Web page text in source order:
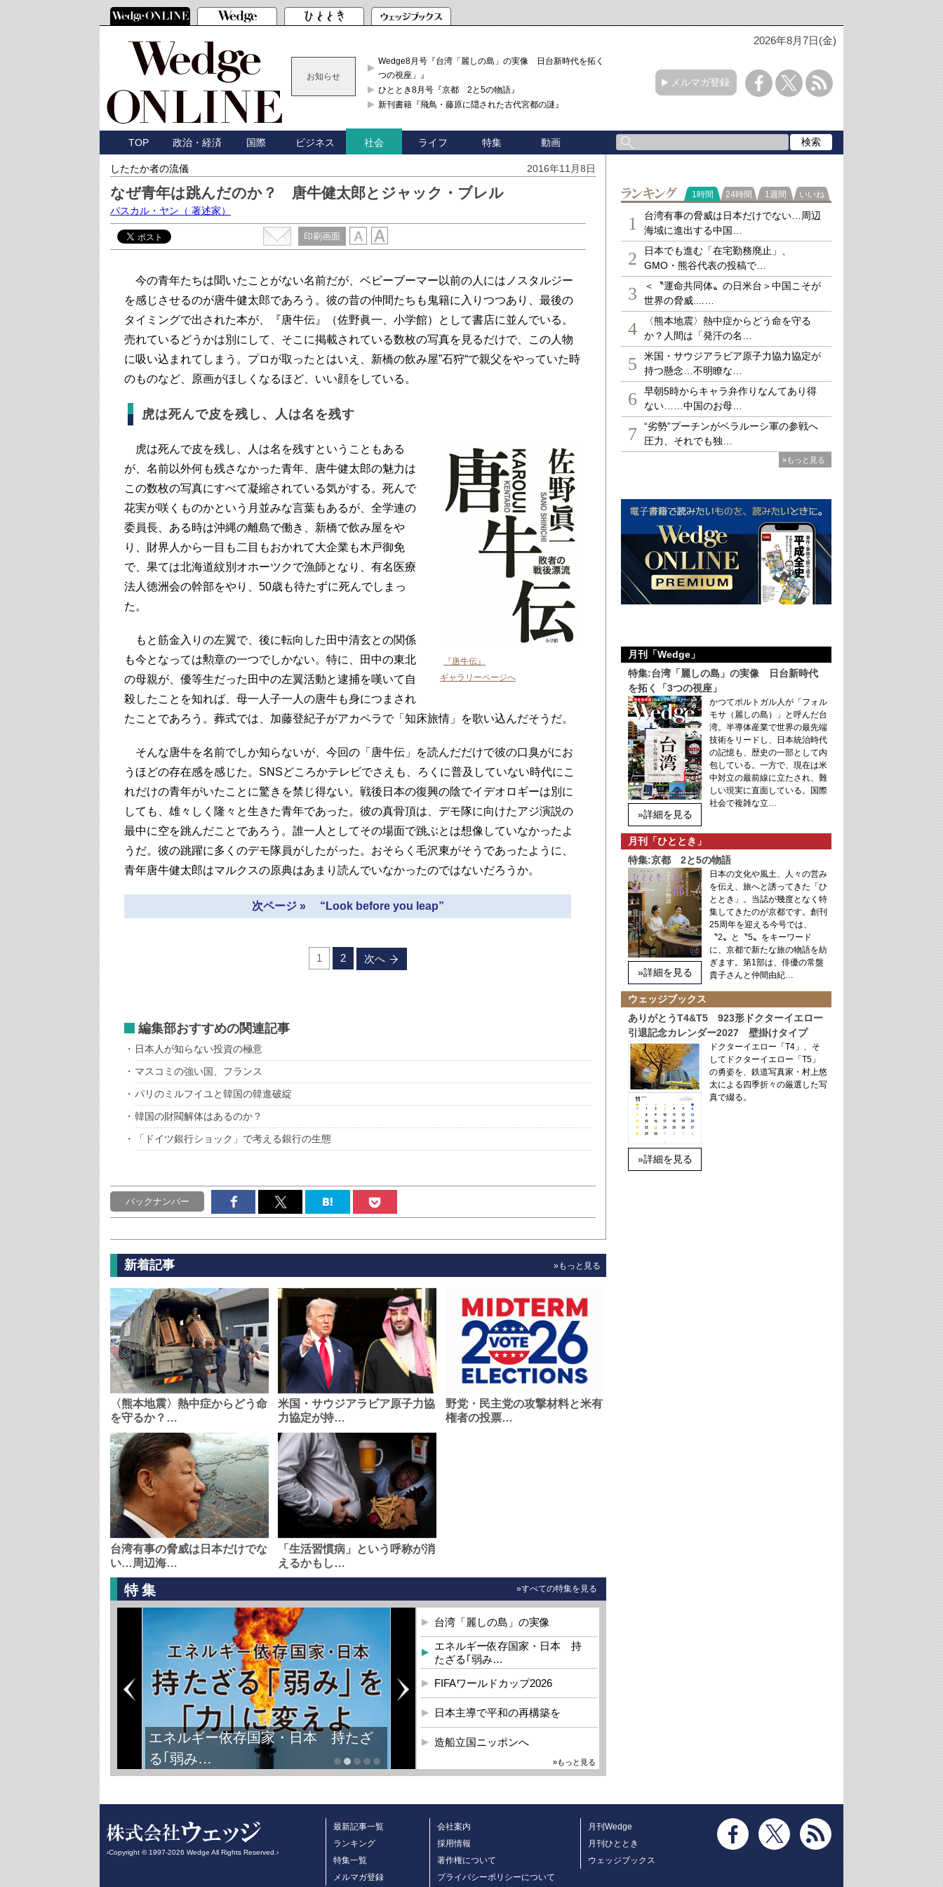
2026年8月7日(金)
お知らせ
Wedge8月号『台湾「麗しの島」の実像 日台新時代を拓く「3
つの視座」』
ひととき8月号『京都 2と5の物語』
新刊書籍『飛鳥・藤原に隠された古代宮都の謎』
メルマガ登録
TOP 政治・経済 国際 ビジネス 社会 ライフ 特集 動画
したたか者の流儀 2016年11月8日
なぜ青年は跳んだのか？ 唐牛健太郎とジャック・ブレル
パスカル・ヤン （ 著述家）
印刷画面
今の青年たちは聞いたことがない名前だが、ベビーブーマー以前の人にはノスタルジー
を感じさせるのが唐牛健太郎であろう。彼の昔の仲間たちも鬼籍に入りつつあり、最後の
タイミングで出された本が、『唐牛伝』（佐野眞一、小学館）として書店に並んでいる。
売れているどうかは別にして、そこに掲載されている数枚の写真を見るだけで、この人物
に吸い込まれてしまう。プロが取ったとはいえ、新橋の飲み屋”石狩“で親父をやっていた時
のものなど、原画がほしくなるほど、いい顔をしている。
虎は死んで皮を残し、人は名を残す
『唐牛伝』
ギャラリーページへ
虎は死んで皮を残し、人は名を残すということもある
が、名前以外何も残さなかった青年、唐牛健太郎の魅力は
この数枚の写真にすべて凝縮されている気がする。死んで
花実が咲くものかという月並みな言葉もあるが、全学連の
委員長、ある時は沖縄の離島で働き、新橋で飲み屋をや
り、財界人から一目も二目もおかれて大企業も木戸御免
で、果ては北海道紋別オホーツクで漁師となり、有名医療
法人徳洲会の幹部をやり、50歳も待たずに死んでしまっ
た。
もと筋金入りの左翼で、後に転向した田中清玄との関係
も今となっては勲章の一つでしかない。特に、田中の東北
の母親が、優等生だった田中の左翼活動と逮捕を嘆いて自
殺したことを知れば、母一人子一人の唐牛も身につまされ
たことであろう。葬式では、加藤登紀子がアカペラで「知床旅情」を歌い込んだそうだ。
そんな唐牛を名前でしか知らないが、今回の「唐牛伝」を読んだだけで彼の口臭がにお
うほどの存在感を感じた。SNSどころかテレビでさえも、ろくに普及していない時代にこ
れだけの青年がいたことに驚きを禁じ得ない。戦後日本の復興の陰でイデオロギーは別に
しても、雄々しく隆々と生きた青年であった。彼の真骨頂は、デモ隊に向けたアジ演説の
最中に空を跳んだことであろう。誰一人としてその場面で跳ぶとは想像していなかったよ
うだ。彼の跳躍に多くのデモ隊員がしたがった。おそらく毛沢東がそうであったように、
青年唐牛健太郎はマルクスの原典はあまり読んでいなかったのではないだろうか。
次ページ » “Look before you leap”
1 2 次へ
編集部おすすめの関連記事
日本人が知らない投資の極意
マスコミの強い国、フランス
パリのミルフイユと韓国の韓進破綻
韓国の財閥解体はあるのか？
「ドイツ銀行ショック」で考える銀行の生態
バックナンバー
新着記事 »もっと見る
〈熊本地震〉熱中症からどう命
を守るか？…
米国・サウジアラビア原子力協
力協定が持…
野党・民主党の攻撃材料と米有
権者の投票…
台湾有事の脅威は日本だけでな
い…周辺海…
「生活習慣病」という呼称が消
えるかもし…
特集 »すべての特集を見る
エネルギー依存国家・日本 持たざ
る｢弱み…
台湾「麗しの島」の実像
エネルギー依存国家・日本 持
たざる｢弱み…
FIFAワールドカップ2026
日本主導で平和の再構築を
造船立国ニッポンへ
»もっと見る
ランキング
1時間 24時間 1週間 いいね
1
台湾有事の脅威は日本だけでない…周辺
海域に進出する中国…
2
日本でも進む「在宅勤務廃止」、
GMO・熊谷代表の投稿で…
3
＜〝運命共同体〟の日米台＞中国こそが
世界の脅威....…
4
〈熊本地震〉熱中症からどう命を守る
か？人間は「発汗の名…
5
米国・サウジアラビア原子力協力協定が
持つ懸念…不明瞭な…
6
早朝5時からキャラ弁作りなんてあり得
ない……中国のお母…
7
“劣勢”プーチンがベラルーシ軍の参戦へ
圧力、それでも独…
»もっと見る
月刊「Wedge」
特集:台湾「麗しの島」の実像 日台新時代
を拓く「3つの視座」
»詳細を見る
かつてポルトガル人が「フォル
モサ（麗しの島）」と呼んだ台
湾。半導体産業で世界の最先端
技術をリードし、日本統治時代
の記憶も、歴史の一部として内
包している。一方で、現在は米
中対立の最前線に立たされ、難
しい現実に直面している。国際
社会で複雑な立…
月刊「ひととき」
特集:京都 2と5の物語
»詳細を見る
日本の文化や風土、人々の営み
を伝え、旅へと誘ってきた「ひ
ととき」。当誌が幾度となく特
集してきたのが京都です。創刊
25周年を迎える今号では、
〝2〟と〝5〟をキーワード
に、京都で新たな旅の物語を紡
ぎます。第1部は、俳優の常盤
貴子さんと仲間由紀…
ウェッジブックス
ありがとうT4&T5 923形ドクターイエロー
引退記念カレンダー2027 壁掛けタイプ
»詳細を見る
ドクターイエロー「T4」、そ
してドクターイエロー「T5」
の勇姿を、鉄道写真家・村上悠
太による四季折々の厳選した写
真で綴る。
‹Copyright © 1997-2026 Wedge All Rights Reserved.›
最新記事一覧
ランキング
特集一覧
メルマガ登録
会社案内
採用情報
著作権について
プライバシーポリシーについて
月刊Wedge
月刊ひととき
ウェッジブックス